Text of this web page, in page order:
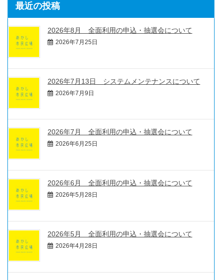
最近の投稿
2026年8月 全面利用の申込・抽選会について
2026年7月25日
2026年7月13日 システムメンテナンスについて
2026年7月9日
2026年7月 全面利用の申込・抽選会について
2026年6月25日
2026年6月 全面利用の申込・抽選会について
2026年5月28日
2026年5月 全面利用の申込・抽選会について
2026年4月28日